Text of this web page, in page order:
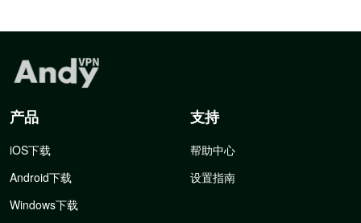
产品
iOS下载
Android下载
Windows下载
支持
帮助中心
设置指南